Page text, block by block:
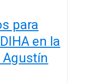
para
en la
Agustín